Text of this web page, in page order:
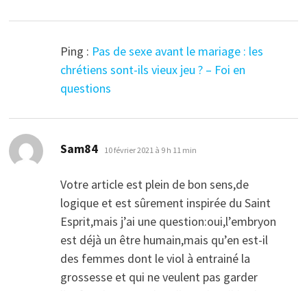
Ping : Pas de sexe avant le mariage : les
chrétiens sont-ils vieux jeu ? – Foi en
questions
Sam84 dit :
10 février 2021 à 9 h 11 min
Votre article est plein de bon sens,de
logique et est sûrement inspirée du Saint
Esprit,mais j’ai une question:oui,l’embryon
est déjà un être humain,mais qu’en est-il
des femmes dont le viol à entrainé la
grossesse et qui ne veulent pas garder